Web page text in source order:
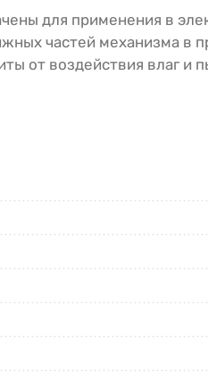
для применения в
частей механизма в
от воздействия влаг и